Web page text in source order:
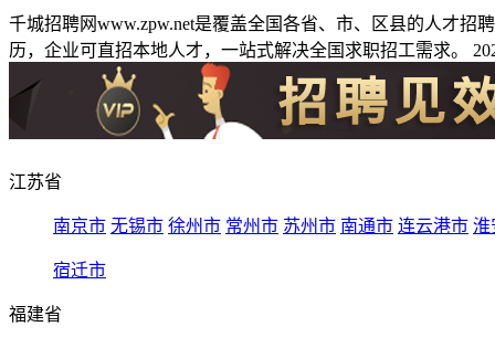
千城招聘网www.zpw.net是覆盖全国各省、市、区县的人才
历，企业可直招本地人才，一站式解决全国求职招工需求。
江苏省
南京市 无锡市 徐州市 常州市 苏州市 南通市 连云港市 淮
宿迁市
福建省